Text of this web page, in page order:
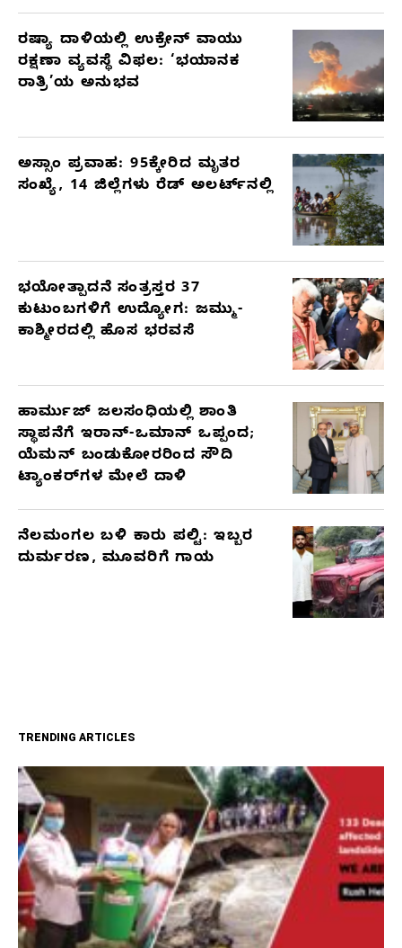
ರಷ್ಯಾ ದಾಳಿಯಲ್ಲಿ ಉಕ್ರೇನ್ ವಾಯು
ರಕ್ಷಣಾ ವ್ಯವಸ್ಥೆ ವಿಫಲ: ‘ಭಯಾನಕ
ರಾತ್ರಿ’ಯ ಅನುಭವ
ಅಸ್ಸಾಂ ಪ್ರವಾಹ: 95ಕ್ಕೇರಿದ ಮೃತರ
ಸಂಖ್ಯೆ, 14 ಜಿಲ್ಲೆಗಳು ರೆಡ್ ಅಲರ್ಟ್‌ನಲ್ಲಿ
ಭಯೋತ್ಪಾದನೆ ಸಂತ್ರಸ್ತರ 37
ಕುಟುಂಬಗಳಿಗೆ ಉದ್ಯೋಗ: ಜಮ್ಮು-
ಕಾಶ್ಮೀರದಲ್ಲಿ ಹೊಸ ಭರವಸೆ
ಹಾರ್ಮುಜ್ ಜಲಸಂಧಿಯಲ್ಲಿ ಶಾಂತಿ
ಸ್ಥಾಪನೆಗೆ ಇರಾನ್-ಒಮಾನ್ ಒಪ್ಪಂದ;
ಯೆಮನ್ ಬಂಡುಕೋರರಿಂದ ಸೌದಿ
ಟ್ಯಾಂಕರ್‌ಗಳ ಮೇಲೆ ದಾಳಿ
ನೆಲಮಂಗಲ ಬಳಿ ಕಾರು ಪಲ್ಟಿ: ಇಬ್ಬರ
ದುರ್ಮರಣ, ಮೂವರಿಗೆ ಗಾಯ
TRENDING ARTICLES